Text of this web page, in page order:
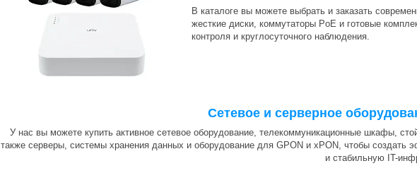
В каталоге вы можете выбрать и заказать
жесткие диски, коммутаторы PoE и готовые
контроля и круглосуточного наблюдения.
Сетевое и серверное
У нас вы можете купить активное сетевое оборудование, телекоммуникационные шкафы,
также серверы, системы хранения данных и оборудование для GPON и xPON, чтобы создать
и стабильную IT-